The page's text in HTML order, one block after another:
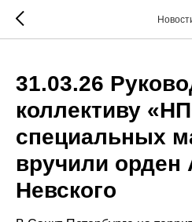
31.03.26
коллективу
специальных
вручили орден
Невского